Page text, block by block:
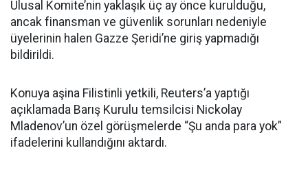
Ulusal Komite’nin yaklaşık üç ay önce kurulduğu,
ancak finansman ve güvenlik sorunları nedeniyle
üyelerinin halen Gazze Şeridi’ne giriş yapmadığı
bildirildi.
Konuya aşina Filistinli yetkili, Reuters’a yaptığı
açıklamada Barış Kurulu temsilcisi Nickolay
Mladenov’un özel görüşmelerde “Şu anda para yok”
ifadelerini kullandığını aktardı.